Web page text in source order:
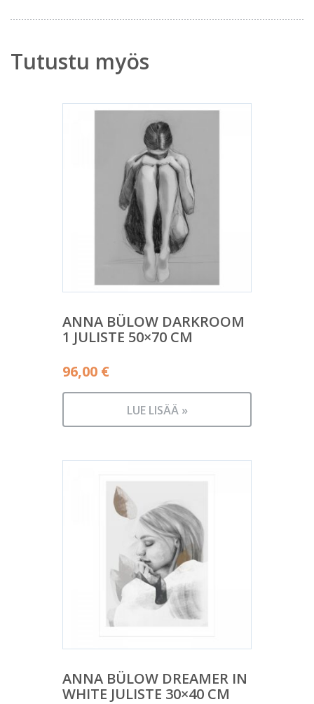
Tutustu myös
ANNA BÜLOW DARKROOM
1 JULISTE 50×70 CM
96,00 €
LUE LISÄÄ »
ANNA BÜLOW DREAMER IN
WHITE JULISTE 30×40 CM